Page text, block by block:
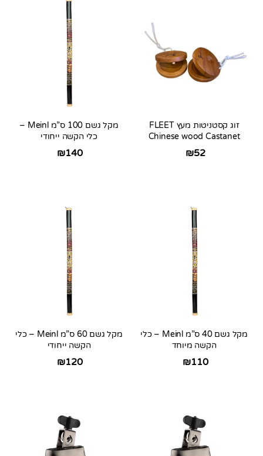
זוג קסטניטות מעץ FLEET
Chinese wood Castanet
₪52
מקל גשם 100 ס”מ Meinl –
כלי הקשה ייחודי
₪140
מקל גשם 40 ס”מ Meinl – כלי
הקשה מיוחד
₪110
מקל גשם 60 ס”מ Meinl – כלי
הקשה ייחודי
₪120